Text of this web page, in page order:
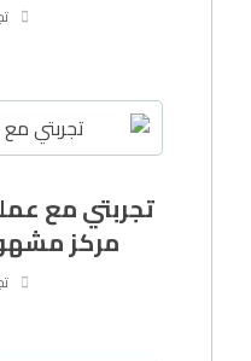
تجربتي مع
مركز